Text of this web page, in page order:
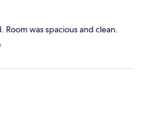
was spacious and clean.